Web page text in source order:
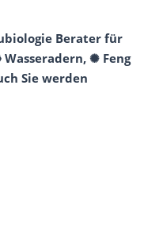
Berater für
✺ Feng
Sie werden